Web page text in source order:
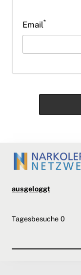
Email*
ausgeloggt
Tagesbesuche 0